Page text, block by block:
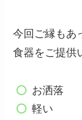
今回ご縁もあ
食器をご提供
お洒落
軽い